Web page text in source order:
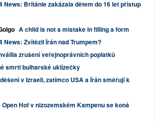
News: Británie zakázala dětem do 16 let přístup
A child is not a mistake in filling a form
News: Zvítězil Írán nad Trumpem?
zrušení veřejnoprávních poplatků
smrti bulharské uklízečky
v Izraeli, zatímco USA a Írán směřují k
Hof v nizozemském Kampenu se koná